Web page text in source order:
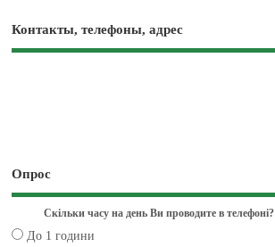
Контакты, телефоны, адрес
Опрос
Скільки часу на день Ви проводите в телефоні?
До 1 години